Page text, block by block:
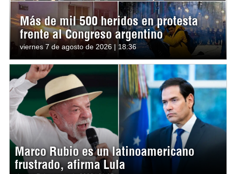
Más de mil 500 heridos en protesta
frente al Congreso argentino
viernes 7 de agosto de 2026 | 18:36
Marco Rubio es un latinoamericano
frustrado, afirma Lula